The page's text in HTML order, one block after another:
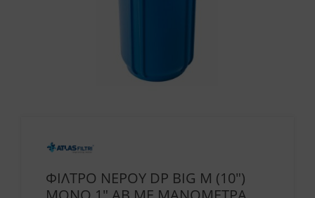
ΦΙΛΤΡΟ ΝΕΡΟΥ DP BIG M (10″)